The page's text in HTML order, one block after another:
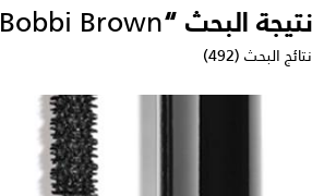
نتيجة البحث “Bobbi Brown
نتائج البحث (492)